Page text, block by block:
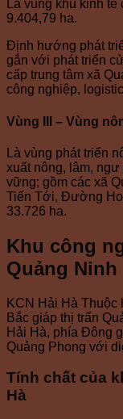
Là vùng khu kinh
9.404,79 ha.
Định hướng phát
gắn với phát triển
cấp trung tâm xã
công nghiệp,
Vùng III – Vùng
Là vùng phát triển
xuất nông, lâm,
vững; gồm các xã
Tiến Tới, Đường
33.726 ha.
Khu công
Quảng Ninh
KCN Hải Hà Thuộc
Bắc giáp thị trấn
Hải Hà, phía Đông
Quảng Phong với
Tính chất của
Hà